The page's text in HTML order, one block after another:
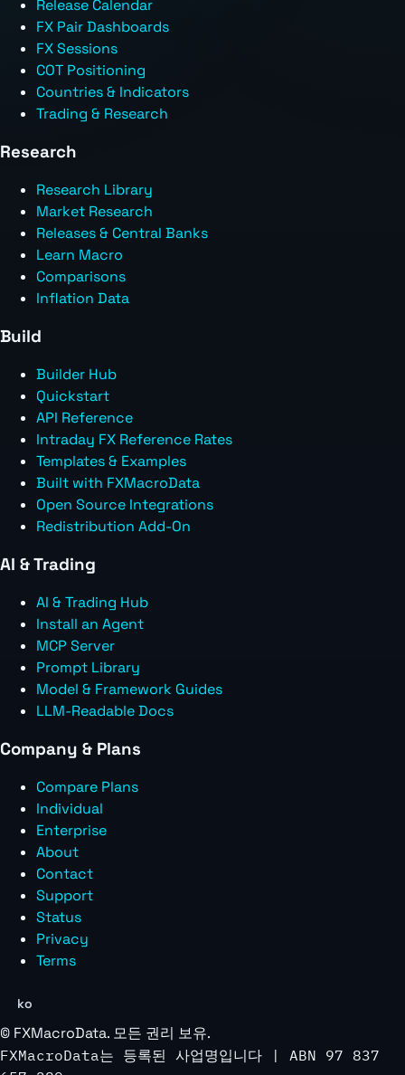
Release Calendar
FX Pair Dashboards
FX Sessions
COT Positioning
Countries & Indicators
Trading & Research
Research
Research Library
Market Research
Releases & Central Banks
Learn Macro
Comparisons
Inflation Data
Build
Builder Hub
Quickstart
API Reference
Intraday FX Reference Rates
Templates & Examples
Built with FXMacroData
Open Source Integrations
Redistribution Add-On
AI & Trading
AI & Trading Hub
Install an Agent
MCP Server
Prompt Library
Model & Framework Guides
LLM-Readable Docs
Company & Plans
Compare Plans
Individual
Enterprise
About
Contact
Support
Status
Privacy
Terms
ko
© FXMacroData. 모든 권리 보유.
FXMacroData는 등록된 사업명입니다 | ABN 97 837